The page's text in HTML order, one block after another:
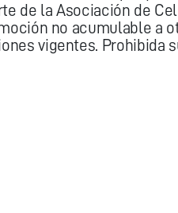
de la Asociación de
no acumulable a
vigentes. Prohibida